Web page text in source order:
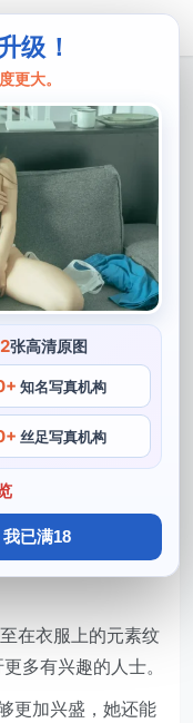
级！
更大。
张高清原图
知名写真机构
丝足写真机构
我已满18
羽衣的美图集
的宝藏
材高挑，技巧和知
，她cos过莉莉丝卡
她在众多cosplay
裳的是，绝非是瞎
也是她所魅力所
着越来越流行的
爱好者博斯分
在衣服上的元素纹
多有兴趣的人士。
更加兴盛，她还能